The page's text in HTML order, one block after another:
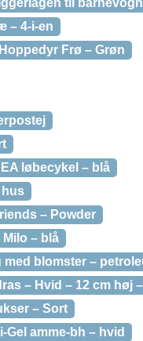
til barnevogn
– 4-i-en
Frø – Grøn
løbecykel – blå
hus
– Powder
– blå
blomster –
– Hvid – 12 cm høj
– Sort
Gel amme-bh – hvid